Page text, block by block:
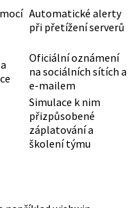
Automatické alerty
při přetížení serverů
Oficiální oznámení
na sociálních sítích a
e-mailem
Simulace k nim
přizpůsobené
záplatování a
školení týmu